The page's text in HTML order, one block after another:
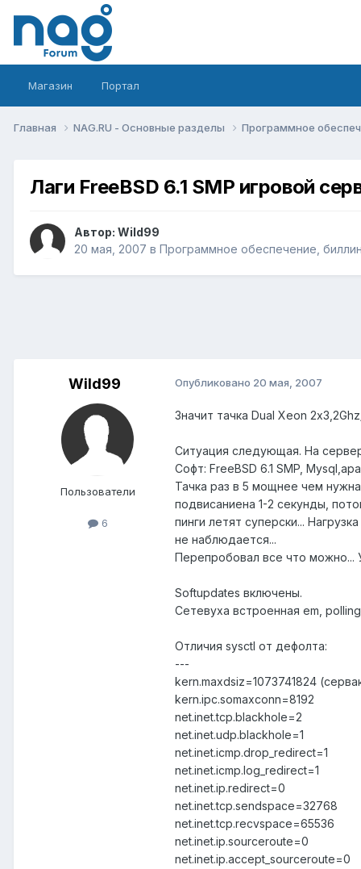
Магазин Портал
Главная NAG.RU - Основные разделы Программное
Лаги FreeBSD 6.1 SMP игровой
Автор: Wild99
20 мая, 2007 в Программное обеспечение,
Wild99
Пользователи
6
Опубликовано 20 мая, 2007
Значит тачка Dual Xeon
Ситуация следующая. На
Софт: FreeBSD 6.1 SMP,
Тачка раз в 5 мощнее чем
подвисаниена 1-2 секунды,
пинги летят суперски...
не наблюдается...
Перепробовал все что
Softupdates включены.
Сетевуха встроенная em,
Отличия sysctl от дефолта:
---
kern.maxdsiz=1073741824
kern.ipc.somaxconn=8192
net.inet.tcp.blackhole=2
net.inet.udp.blackhole=1
net.inet.icmp.drop_redirect=1
net.inet.icmp.log_redirect=1
net.inet.ip.redirect=0
net.inet.tcp.sendspace=32768
net.inet.tcp.recvspace=65536
net.inet.ip.sourceroute=0
net.inet.ip.accept_sourceroute=0